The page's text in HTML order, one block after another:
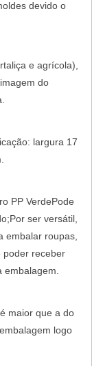
devido o
e agrícola),
do
largura 17
PP VerdePode
ser versátil,
embalar roupas,
poder receber
embalagem.
maior que a do
logo